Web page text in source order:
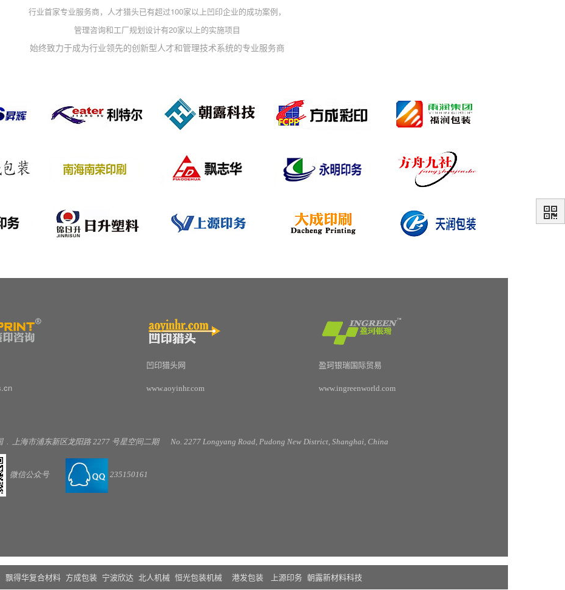
行业首家专业服务商，人才猎头已有超过100家以上凹印企业的成功案例，
管理咨询和工厂规划设计有20家以上的实施项目
始终致力于成为行业领先的创新型人才和管理技术系统的专业服务商
凹印猎头网 盈珂银瑞国际贸易
www.aoyinhr.com www.ingreenworld.com
. 上海市浦东新区龙阳路 2277 号星空间二期 No. 2277 Longyang Road, Pudong New District, Shanghai, China
微信公众号 235150161
飘得华复合材料 方成包装 宁波欣达 北人机械 恒光包装机械 港发包装 上源印务 朝露新材料科技